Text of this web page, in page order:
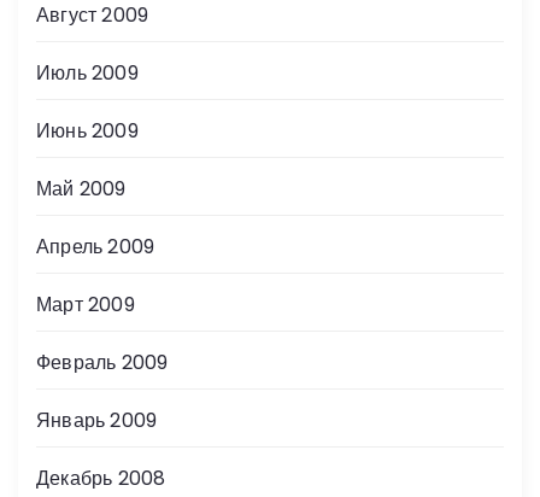
Август 2009
Июль 2009
Июнь 2009
Май 2009
Апрель 2009
Март 2009
Февраль 2009
Январь 2009
Декабрь 2008